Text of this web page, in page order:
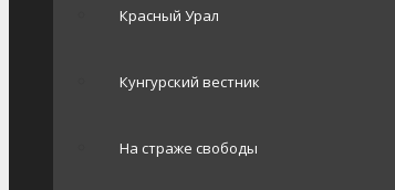
Красный Урал
Кунгурский вестник
На страже свободы